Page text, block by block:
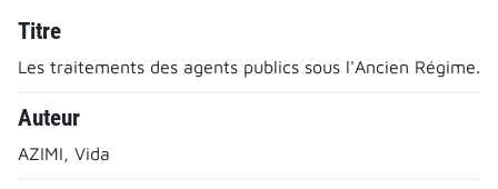
Titre
Les traitements des agents publics sous l'Ancien Régime.
Auteur
AZIMI, Vida